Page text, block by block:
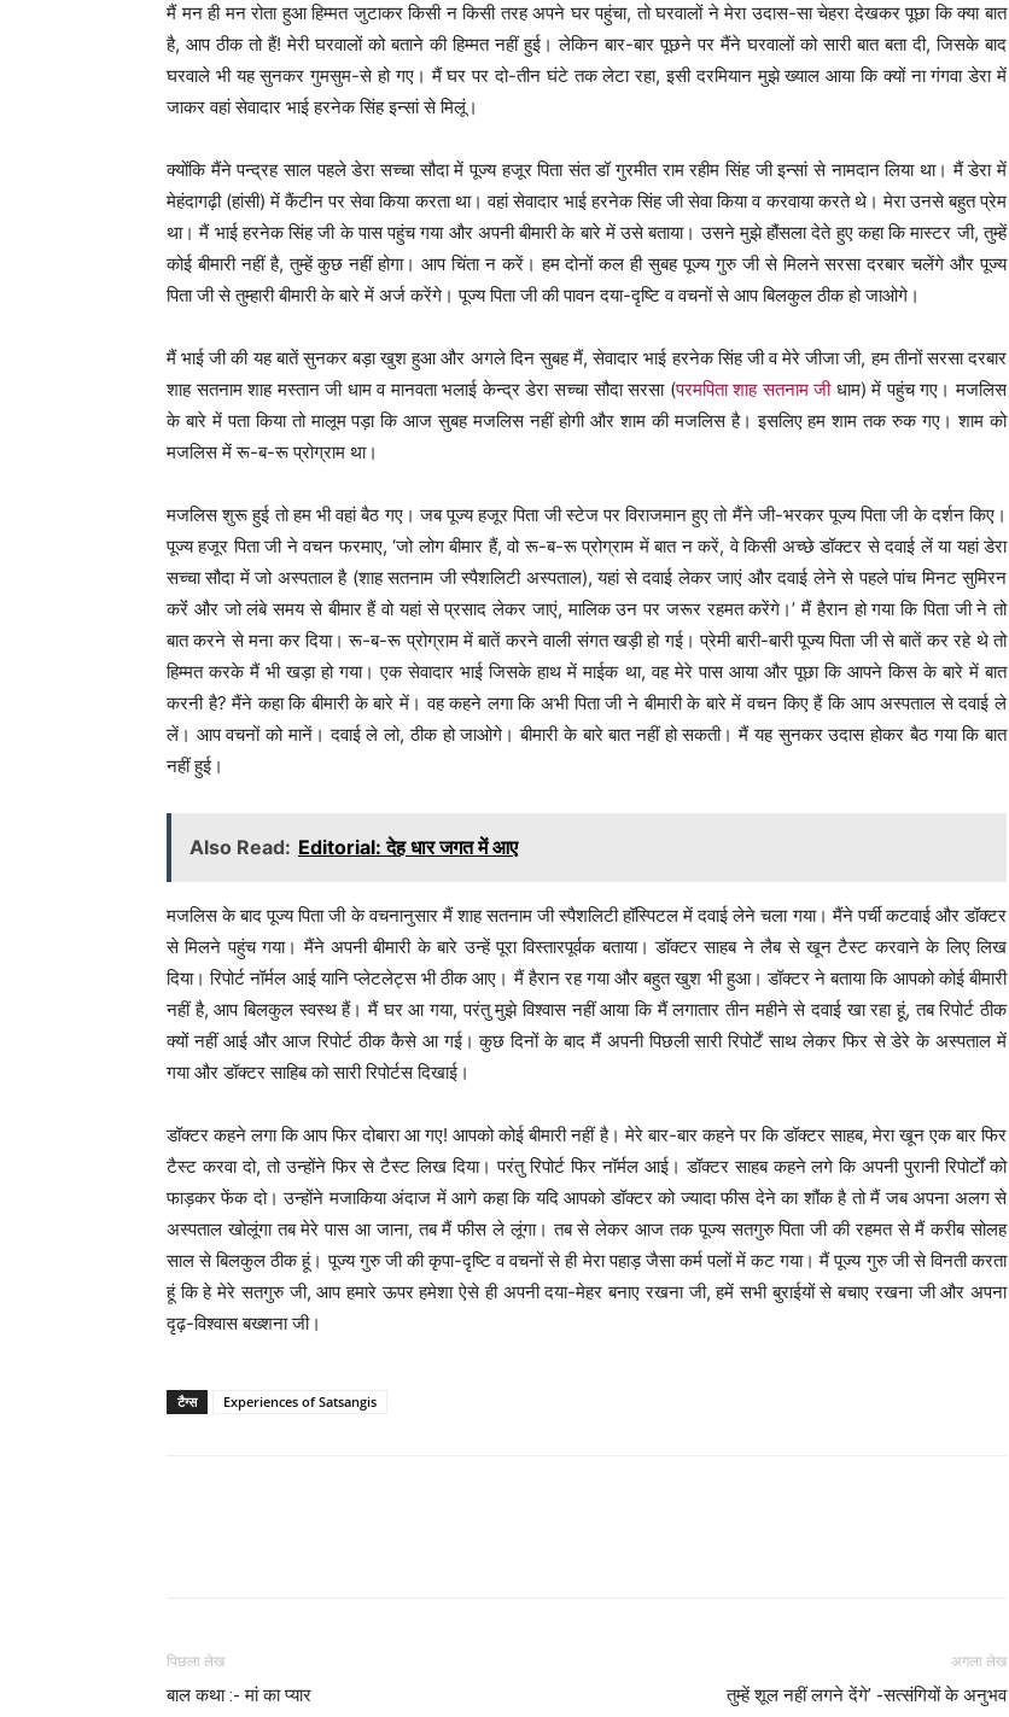
मैं मन ही मन रोता हुआ हिम्मत जुटाकर किसी न किसी तरह अपने घर पहुंचा, तो घरवालों ने मेरा उदास-सा चेहरा देखकर पूछा कि क्या बात
है, आप ठीक तो हैं! मेरी घरवालों को बताने की हिम्मत नहीं हुई। लेकिन बार-बार पूछने पर मैंने घरवालों को सारी बात बता दी, जिसके बाद
घरवाले भी यह सुनकर गुमसुम-से हो गए। मैं घर पर दो-तीन घंटे तक लेटा रहा, इसी दरमियान मुझे ख्याल आया कि क्यों ना गंगवा डेरा में
जाकर वहां सेवादार भाई हरनेक सिंह इन्सां से मिलूं।
क्योंकि मैंने पन्द्रह साल पहले डेरा सच्चा सौदा में पूज्य हजूर पिता संत डॉ गुरमीत राम रहीम सिंह जी इन्सां से नामदान लिया था। मैं डेरा में
मेहंदागढ़ी (हांसी) में कैंटीन पर सेवा किया करता था। वहां सेवादार भाई हरनेक सिंह जी सेवा किया व करवाया करते थे। मेरा उनसे बहुत प्रेम
था। मैं भाई हरनेक सिंह जी के पास पहुंच गया और अपनी बीमारी के बारे में उसे बताया। उसने मुझे हौंसला देते हुए कहा कि मास्टर जी, तुम्हें
कोई बीमारी नहीं है, तुम्हें कुछ नहीं होगा। आप चिंता न करें। हम दोनों कल ही सुबह पूज्य गुरु जी से मिलने सरसा दरबार चलेंगे और पूज्य
पिता जी से तुम्हारी बीमारी के बारे में अर्ज करेंगे। पूज्य पिता जी की पावन दया-दृष्टि व वचनों से आप बिलकुल ठीक हो जाओगे।
मैं भाई जी की यह बातें सुनकर बड़ा खुश हुआ और अगले दिन सुबह मैं, सेवादार भाई हरनेक सिंह जी व मेरे जीजा जी, हम तीनों सरसा दरबार
शाह सतनाम शाह मस्तान जी धाम व मानवता भलाई केन्द्र डेरा सच्चा सौदा सरसा (परमपिता शाह सतनाम जीधाम) में पहुंच गए। मजलिस
के बारे में पता किया तो मालूम पड़ा कि आज सुबह मजलिस नहीं होगी और शाम की मजलिस है। इसलिए हम शाम तक रुक गए। शाम को
मजलिस में रू-ब-रू प्रोग्राम था।
मजलिस शुरू हुई तो हम भी वहां बैठ गए। जब पूज्य हजूर पिता जी स्टेज पर विराजमान हुए तो मैंने जी-भरकर पूज्य पिता जी के दर्शन किए।
पूज्य हजूर पिता जी ने वचन फरमाए, ‘जो लोग बीमार हैं, वो रू-ब-रू प्रोग्राम में बात न करें, वे किसी अच्छे डॉक्टर से दवाई लें या यहां डेरा
सच्चा सौदा में जो अस्पताल है (शाह सतनाम जी स्पैशलिटी अस्पताल), यहां से दवाई लेकर जाएं और दवाई लेने से पहले पांच मिनट सुमिरन
करेंं और जो लंबे समय से बीमार हैं वो यहां से प्रसाद लेकर जाएं, मालिक उन पर जरूर रहमत करेंगे।’ मैं हैरान हो गया कि पिता जी ने तो
बात करने से मना कर दिया। रू-ब-रू प्रोग्राम में बातें करने वाली संगत खड़ी हो गई। प्रेमी बारी-बारी पूज्य पिता जी से बातें कर रहे थे तो
हिम्मत करके मैं भी खड़ा हो गया। एक सेवादार भाई जिसके हाथ में माईक था, वह मेरे पास आया और पूछा कि आपने किस के बारे में बात
करनी है? मैंने कहा कि बीमारी के बारे में। वह कहने लगा कि अभी पिता जी ने बीमारी के बारे में वचन किए हैं कि आप अस्पताल से दवाई ले
लें। आप वचनों को मानें। दवाई ले लो, ठीक हो जाओगे। बीमारी के बारे बात नहीं हो सकती। मैं यह सुनकर उदास होकर बैठ गया कि बात
नहीं हुई।
Also Read: Editorial: देह धार जगत में आए
मजलिस के बाद पूज्य पिता जी के वचनानुसार मैं शाह सतनाम जी स्पैशलिटी हॉस्पिटल में दवाई लेने चला गया। मैंने पर्ची कटवाई और डॉक्टर
से मिलने पहुंच गया। मैंने अपनी बीमारी के बारे उन्हें पूरा विस्तारपूर्वक बताया। डॉक्टर साहब ने लैब से खून टैस्ट करवाने के लिए लिख
दिया। रिपोर्ट नॉर्मल आई यानि प्लेटलेट्स भी ठीक आए। मैं हैरान रह गया और बहुत खुश भी हुआ। डॉक्टर ने बताया कि आपको कोई बीमारी
नहीं है, आप बिलकुल स्वस्थ हैं। मैं घर आ गया, परंतु मुझे विश्वास नहीं आया कि मैं लगातार तीन महीने से दवाई खा रहा हूं, तब रिपोर्ट ठीक
क्यों नहीं आई और आज रिपोर्ट ठीक कैसे आ गई। कुछ दिनों के बाद मैं अपनी पिछली सारी रिपोर्टें साथ लेकर फिर से डेरे के अस्पताल में
गया और डॉक्टर साहिब को सारी रिपोर्टस दिखाई।
डॉक्टर कहने लगा कि आप फिर दोबारा आ गए! आपको कोई बीमारी नहीं है। मेरे बार-बार कहने पर कि डॉक्टर साहब, मेरा खून एक बार फिर
टैस्ट करवा दो, तो उन्होंने फिर से टैस्ट लिख दिया। परंतु रिपोर्ट फिर नॉर्मल आई। डॉक्टर साहब कहने लगे कि अपनी पुरानी रिपोर्टों को
फाड़कर फेंक दो। उन्होंने मजाकिया अंदाज में आगे कहा कि यदि आपको डॉक्टर को ज्यादा फीस देने का शौंक है तो मैं जब अपना अलग से
अस्पताल खोलूंगा तब मेरे पास आ जाना, तब मैं फीस ले लूंगा। तब से लेकर आज तक पूज्य सतगुरु पिता जी की रहमत से मैं करीब सोलह
साल से बिलकुल ठीक हूं। पूज्य गुरु जी की कृपा-दृष्टि व वचनों से ही मेरा पहाड़ जैसा कर्म पलों में कट गया। मैं पूज्य गुरु जी से विनती करता
हूं कि हे मेरे सतगुरु जी, आप हमारे ऊपर हमेशा ऐसे ही अपनी दया-मेहर बनाए रखना जी, हमें सभी बुराईयों से बचाए रखना जी और अपना
दृढ़-विश्वास बख्शना जी।
टैग्स Experiences of Satsangis
पिछला लेख
बाल कथा :- मां का प्यार
अगला लेख
तुम्हें शूल नहीं लगने देंगे’ -सत्संगियों के अनुभव